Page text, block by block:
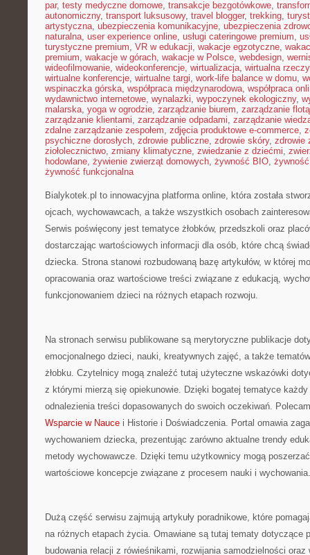
par, testy medyczne domowe, transakcje bezgotówkowe,
autonomiczny, transport luksusowy, travel blogger, trekking,
artystyczna, ubezpieczenia komunikacyjne, ubezpieczenia
naturalna, user experience online, usługi cateringowe premium,
turystyczne premium, VR w edukacji, wakacje egzotyczne,
premium, wakacje w górach, wakacje w Polsce, webdesign,
wideofilmowanie, wideokonferencje, wirtualizacja, wirtualna
wirtualne konferencje, wirtualne targi, work-life balance w domu,
wspinaczka górska, współpraca międzynarodowa, współpraca
wydawnictwo internetowe, wynalazki, wypoczynek ekologiczny,
malarska, yoga w ogrodzie, zarządzanie biurem, zarządzanie flotą
zarządzanie klientami, zarządzanie odpadami, zarządzanie
zdalne zarządzanie zespołem, zdjęcia produktowe e-commerce,
psychiczne dorosłych, zdrowie publiczne, zdrowie skóry, zdrowie
ziołolecznictwo, zmiany klimatyczne, zwiedzanie z dziećmi,
hodowlane, żywienie zwierząt domowych, żywność BIO,
żywność funkcjonalna
Bialykotek.pl to innowacyjna platforma online, która została
ojcach, wychowawcach, a także wszystkich osobach
Serwis poświęcony jest tematyce żłobków, przedszkoli oraz
dostarczając wartościowych informacji dla osób, które chcą
dziecka. Strona stanowi rozbudowaną bazę artykułów, w której
opracowania oraz wartościowe treści związane z edukacją,
funkcjonowaniem dzieci na różnych etapach rozwoju.
Na stronach serwisu publikowane są merytoryczne publikacje
emocjonalnego dzieci, nauki, kreatywnych zajęć, a także
żłobku. Czytelnicy mogą znaleźć tutaj użyteczne wskazówki
z którymi mierzą się opiekunowie. Dzięki bogatej tematyce
odnalezienia treści dopasowanych do swoich oczekiwań.
Wsparcie w Nauce i Historie i Doświadczenia. Portal omawia
wychowaniem dziecka, prezentując zarówno aktualne trendy
metody wychowawcze. Dzięki temu użytkownicy mogą
wartościowe koncepcje związane z procesem nauki i wychowania.
Dużą część serwisu zajmują artykuły poradnikowe, które
na różnych etapach życia. Omawiane są tutaj tematy dotyczące
budowania relacji z rówieśnikami, rozwijania samodzielności